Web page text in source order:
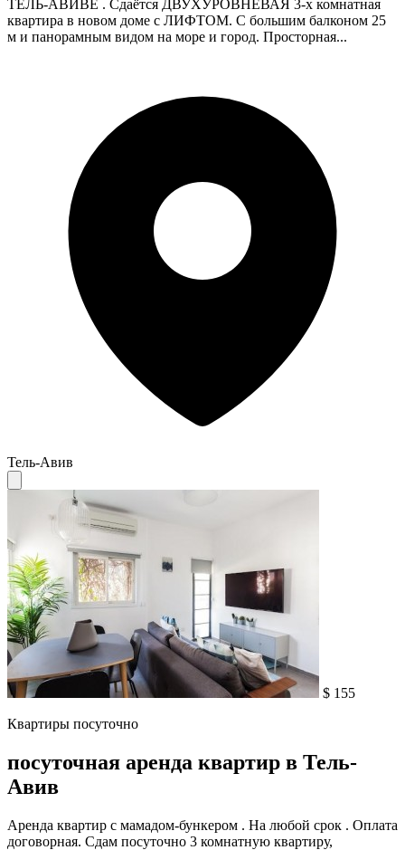
ТЕЛЬ-АВИВЕ . Сдаётся ДВУХУРОВНЕВАЯ 3-х комнатная
квартира в новом доме с ЛИФТОМ. С большим балконом 25
м и панорамным видом на море и город. Просторная...
Тель-Авив
$ 155
Квартиры посуточно
посуточная аренда квартир в Тель-
Авив
Аренда квартир с мамадом-бункером . На любой срок . Оплата
договорная. Сдам посуточно 3 комнатную квартиру,